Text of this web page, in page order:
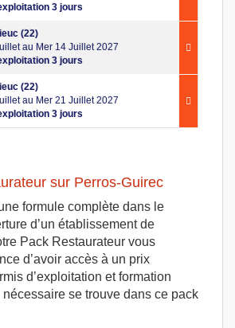
3 jours
(22)
au Mer 14 Juillet 2027
3 jours
(22)
au Mer 21 Juillet 2027
3 jours
sur Perros-Guirec
formule complète dans le
d’un établissement de
Pack Restaurateur vous
d’avoir accès à un prix
d’exploitation et formation
nécessaire se trouve dans ce pack